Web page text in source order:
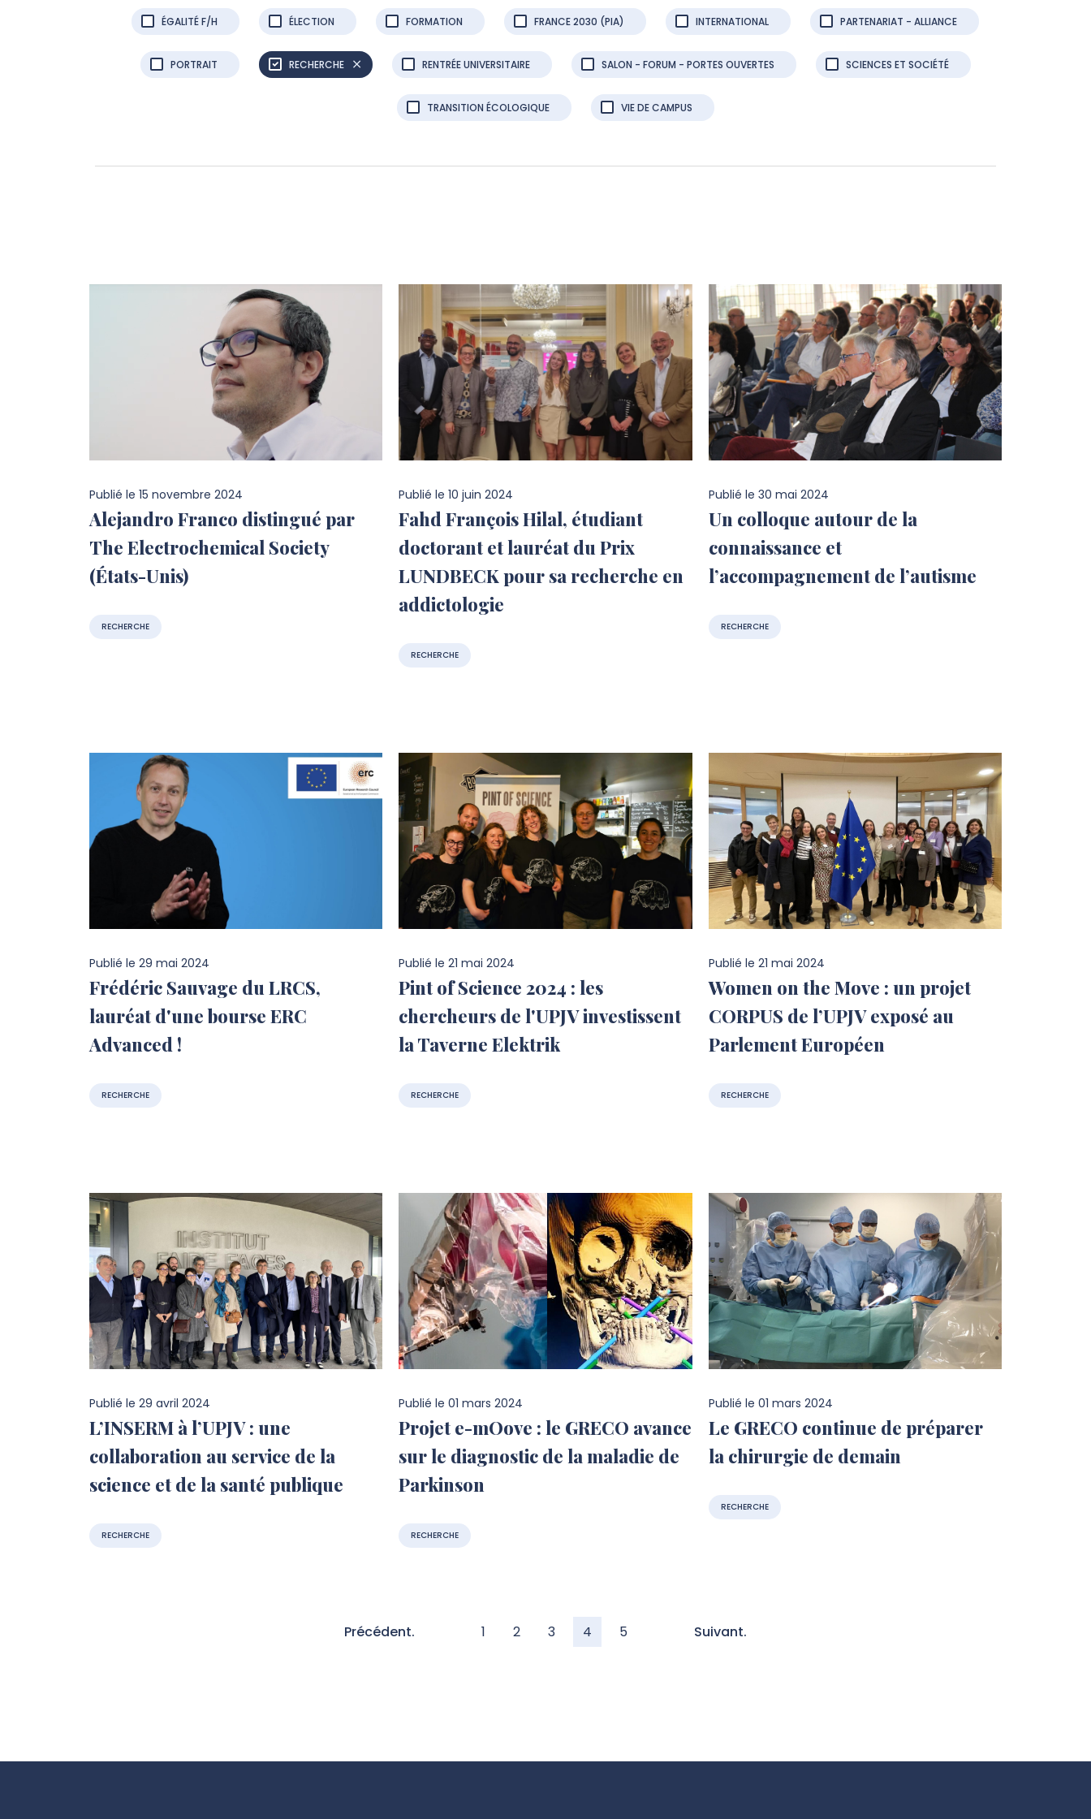
ÉGALITÉ F/H ÉLECTION FORMATION FRANCE 2030 (PIA) INTERNATIONAL PARTENARIAT - ALLIANCE
PORTRAIT RECHERCHE RENTRÉE UNIVERSITAIRE SALON - FORUM - PORTES OUVERTES SCIENCES ET SOCIÉTÉ
TRANSITION ÉCOLOGIQUE VIE DE CAMPUS
Publié le 15 novembre 2024
Alejandro Franco distingué par
The Electrochemical Society
(États-Unis)
RECHERCHE
Publié le10 juin 2024
Fahd François Hilal, étudiant
doctorant et lauréat du Prix
LUNDBECK pour sa recherche en
addictologie
RECHERCHE
Publié le 30 mai 2024
Un colloque autour de la
connaissance et
l’accompagnement de l’autisme
RECHERCHE
Publié le 29 mai 2024
Frédéric Sauvage du LRCS,
lauréat d'une bourse ERC
Advanced !
RECHERCHE
Publié le21 mai 2024
Pint of Science 2024 : les
chercheurs de l'UPJV investissent
la Taverne Elektrik
RECHERCHE
Publié le 21 mai 2024
Women on the Move : un projet
CORPUS de l’UPJV exposé au
Parlement Européen
RECHERCHE
Publié le 29 avril 2024
L’INSERM à l’UPJV : une
collaboration au service de la
science et de la santé publique
RECHERCHE
Publié le01 mars 2024
Projet e-mOove : le GRECO avance
sur le diagnostic de la maladie de
Parkinson
RECHERCHE
Publié le 01 mars 2024
Le GRECO continue de préparer
la chirurgie de demain
RECHERCHE
Précédent. 1 2 3 4 5 Suivant.